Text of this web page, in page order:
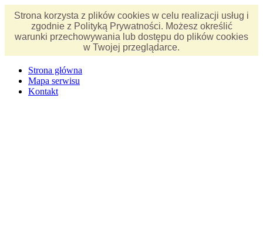
Strona korzysta z plików cookies w celu realizacji usług i
zgodnie z Polityką Prywatności. Możesz określić
warunki przechowywania lub dostępu do plików cookies
w Twojej przeglądarce.
Strona główna
Mapa serwisu
Kontakt